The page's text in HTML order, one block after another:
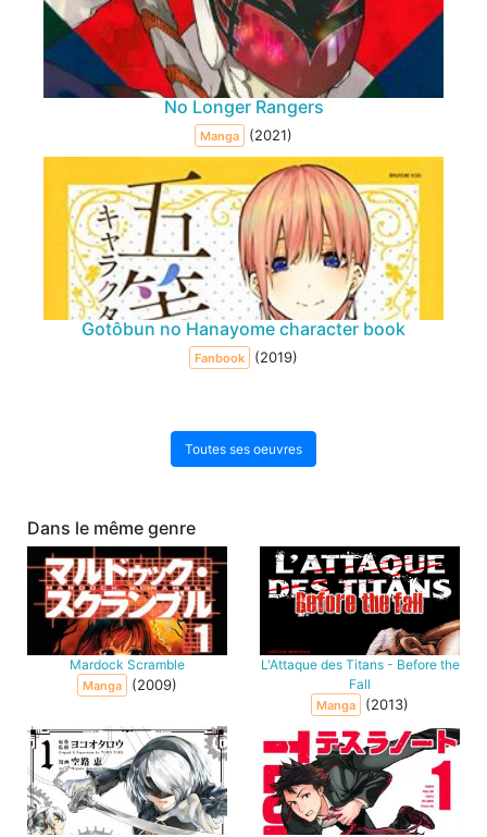
No Longer Rangers
Manga (2021)
Gotôbun no Hanayome character book
Fanbook (2019)
Toutes ses oeuvres
Dans le même genre
Mardock Scramble
Manga (2009)
L'Attaque des Titans - Before the
Fall
Manga (2013)